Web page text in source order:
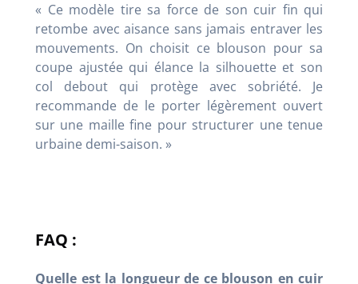
« Ce modèle tire sa force de son cuir fin qui
retombe avec aisance sans jamais entraver les
mouvements. On choisit ce blouson pour sa
coupe ajustée qui élance la silhouette et son
col debout qui protège avec sobriété. Je
recommande de le porter légèrement ouvert
sur une maille fine pour structurer une tenue
urbaine demi-saison. »
FAQ :
Quelle est la longueur de ce blouson en cuir